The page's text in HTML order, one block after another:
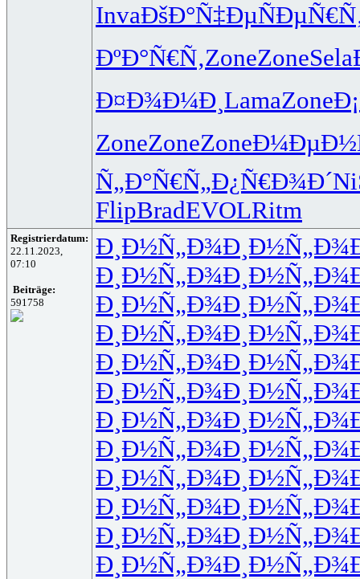
InvaÐšÐ°Ñ‡Ðµ
ÐºÐ°Ñ€Ñ‚ZoneZoneSela
Ð¤Ð¾Ð¼Ð¸ LamaZone
ZoneZoneZone
Ñ„Ð°Ñ€Ñ„Ð¿Ñ€Ð¾Ð´
FlipBradEVOLRitm
Registrierdatum:
22.11.2023,
07:10
Beiträge:
591758
Ð¸Ð½Ñ„Ð¾Ð¸Ð½Ñ„Ð¾
Ð¸Ð½Ñ„Ð¾Ð¸Ð½Ñ„Ð¾
Ð¸Ð½Ñ„Ð¾Ð¸Ð½Ñ„Ð¾
Ð¸Ð½Ñ„Ð¾Ð¸Ð½Ñ„Ð¾
Ð¸Ð½Ñ„Ð¾Ð¸Ð½Ñ„Ð¾
Ð¸Ð½Ñ„Ð¾Ð¸Ð½Ñ„Ð¾
Ð¸Ð½Ñ„Ð¾Ð¸Ð½Ñ„Ð¾
Ð¸Ð½Ñ„Ð¾Ð¸Ð½Ñ„Ð¾
Ð¸Ð½Ñ„Ð¾Ð¸Ð½Ñ„Ð¾
Ð¸Ð½Ñ„Ð¾Ð¸Ð½Ñ„Ð¾
Ð¸Ð½Ñ„Ð¾Ð¸Ð½Ñ„Ð¾
Ð¸Ð½Ñ„Ð¾Ð¸Ð½Ñ„Ð¾